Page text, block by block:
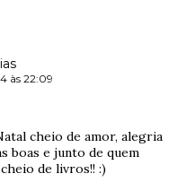
às 22:09
cheio de amor, alegria
boas e junto de quem
de livros!! :)